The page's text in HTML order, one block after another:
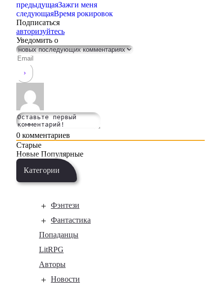
предыдущаяЗажги меня
следующаяВремя рокировок
Подписаться
авторизуйтесь
Уведомить о
0 комментариев
Старые
Новые Популярные
Категории
Фэнтези
Фантастика
Попаданцы
LitRPG
Авторы
Новости